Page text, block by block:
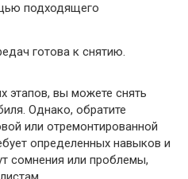
подходящего
готова к снятию.
этапов, вы можете снять
Однако, обратите
или отремонтированной
определенных навыков и
сомнения или проблемы,